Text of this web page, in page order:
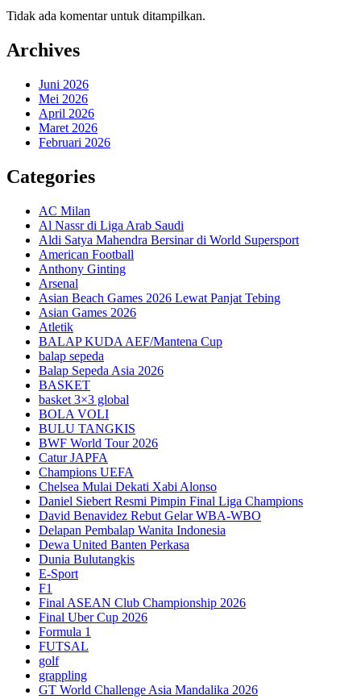
Tidak ada komentar untuk ditampilkan.
Archives
Juni 2026
Mei 2026
April 2026
Maret 2026
Februari 2026
Categories
AC Milan
Al Nassr di Liga Arab Saudi
Aldi Satya Mahendra Bersinar di World Supersport
American Football
Anthony Ginting
Arsenal
Asian Beach Games 2026 Lewat Panjat Tebing
Asian Games 2026
Atletik
BALAP KUDA AEF/Mantena Cup
balap sepeda
Balap Sepeda Asia 2026
BASKET
basket 3×3 global
BOLA VOLI
BULU TANGKIS
BWF World Tour 2026
Catur JAPFA
Champions UEFA
Chelsea Mulai Dekati Xabi Alonso
Daniel Siebert Resmi Pimpin Final Liga Champions
David Benavidez Rebut Gelar WBA-WBO
Delapan Pembalap Wanita Indonesia
Dewa United Banten Perkasa
Dunia Bulutangkis
E-Sport
F1
Final ASEAN Club Championship 2026
Final Uber Cup 2026
Formula 1
FUTSAL
golf
grappling
GT World Challenge Asia Mandalika 2026